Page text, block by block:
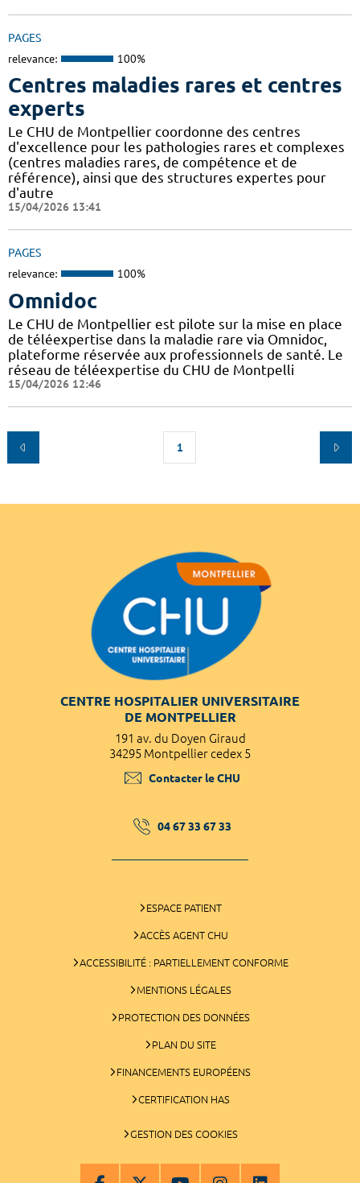
PAGES
relevance: 100%
Centres maladies rares et centres
experts
Le CHU de Montpellier coordonne des centres
d'excellence pour les pathologies rares et complexes
(centres maladies rares, de compétence et de
référence), ainsi que des structures expertes pour
d'autre
15/04/2026 13:41
PAGES
relevance: 100%
Omnidoc
Le CHU de Montpellier est pilote sur la mise en place
de téléexpertise dans la maladie rare via Omnidoc,
plateforme réservée aux professionnels de santé. Le
réseau de téléexpertise du CHU de Montpelli
15/04/2026 12:46
1
CENTRE HOSPITALIER UNIVERSITAIRE
DE MONTPELLIER
191 av. du Doyen Giraud
34295 Montpellier cedex 5
Contacter le CHU
04 67 33 67 33
ESPACE PATIENT
ACCÈS AGENT CHU
ACCESSIBILITÉ : PARTIELLEMENT CONFORME
MENTIONS LÉGALES
PROTECTION DES DONNÉES
PLAN DU SITE
FINANCEMENTS EUROPÉENS
CERTIFICATION HAS
GESTION DES COOKIES